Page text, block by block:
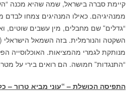
קיימת סברה בישראל, שמה שהיא מכנה
ממנהיגיהם. כאילו המנהיגים צמחו לבדם
“גדלים” שם מחבלים, מין עשבים שוטים,
השקטה והנורמלית. בזה השמאל הישראלי
מנותקת לגמרי מהמציאות. האוכלוסייה
“התנגדות” חמושה. הם רואים בירי על
התפיסה הכושלת – “עוני מביא טרור –